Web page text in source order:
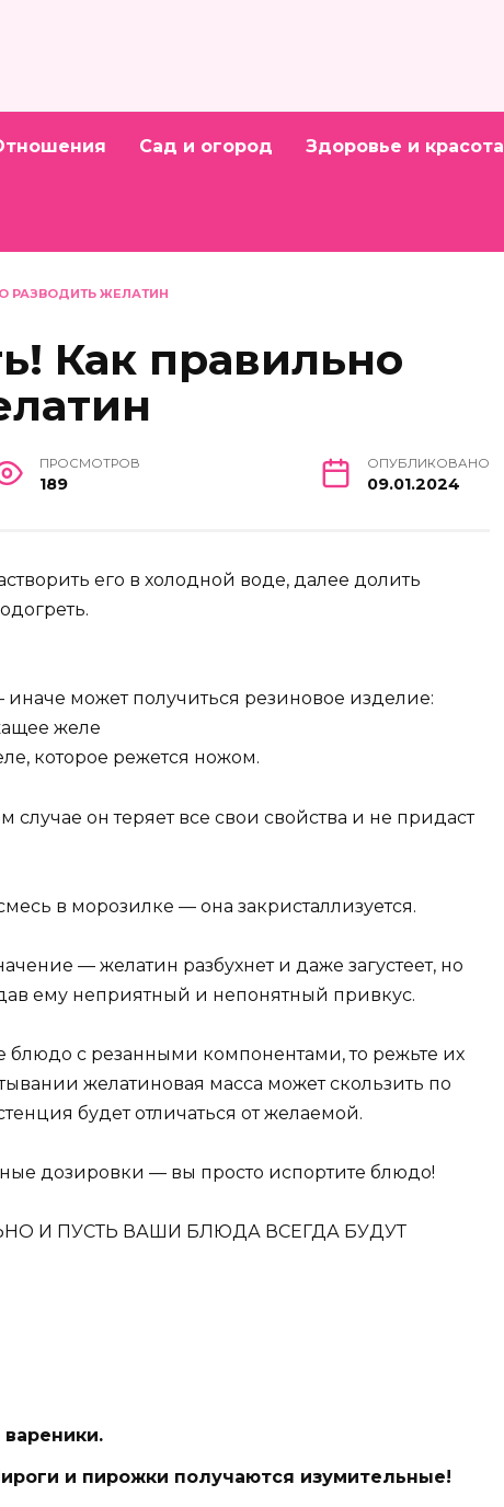
Сад и огород Здоровье и красота
РАЗВОДИТЬ ЖЕЛАТИН
Как правильно
ПРОСМОТРОВ
189
ОПУБЛИКОВАНО
09.01.2024
его в холодной воде, далее долить
может получиться резиновое изделие:
желе
которое режется ножом.
случае он теряет все свои свойства и не придаст
в морозилке — она закристаллизуется.
— желатин разбухнет и даже загустеет, но
ему неприятный и непонятный привкус.
блюдо с резанными компонентами, то режьте их
желатиновая масса может скользить по
будет отличаться от желаемой.
дозировки — вы просто испортите блюдо!
И ПУСТЬ ВАШИ БЛЮДА ВСЕГДА БУДУТ
и пирожки получаются изумительные!